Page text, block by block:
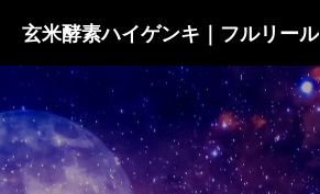
玄米酵素ハイゲンキ｜フルリール